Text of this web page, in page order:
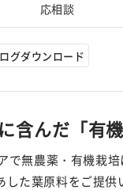
応相談
グダウンロード
含んだ「有
で無農薬・有機栽培
た葉原料をご提供